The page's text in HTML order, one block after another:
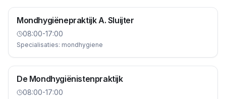
Mondhygiënepraktijk A. Sluijter
08:00-17:00
Specialisaties: mondhygiene
De Mondhygiënistenpraktijk
08:00-17:00